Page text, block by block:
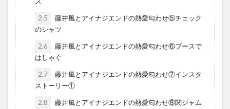
2.5
藤井風とアイナジエンドの熱愛匂わせ⑤チェック
のシャツ
2.6
藤井風とアイナジエンドの熱愛匂わせ⑥ブースで
はしゃぐ
2.7
藤井風とアイナジエンドの熱愛匂わせ⑦インスタ
ストーリー①
2.8
藤井風とアイナジエンドの熱愛匂わせ⑧関ジャム